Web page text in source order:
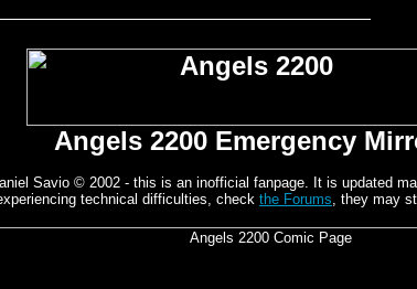
Angels 2200 Emergency
Savio © 2002 - this is an inofficial fanpage. It is updated
technical difficulties, check the Forums, they may